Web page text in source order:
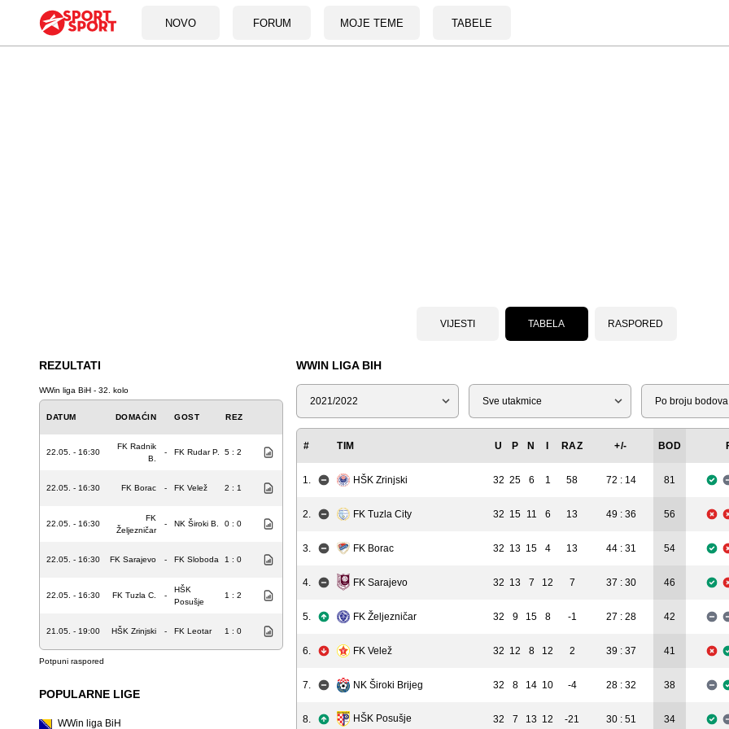
NOVO FORUM MOJE TEME TABELE
VIJESTI TABELA RASPORED
REZULTATI
WWin liga BiH - 32. kolo
DATUM DOMAĆIN GOST REZ
22.05. - 16:30
FK Radnik
B.
- FK Rudar P. 5 : 2
22.05. - 16:30 FK Borac - FK Velež 2 : 1
22.05. - 16:30
FK
Željezničar
- NK Široki B. 0 : 0
22.05. - 16:30 FK Sarajevo - FK Sloboda 1 : 0
22.05. - 16:30 FK Tuzla C. -
HŠK
Posušje
1 : 2
21.05. - 19:00 HŠK Zrinjski - FK Leotar 1 : 0
Potpuni raspored
POPULARNE LIGE
WWin liga BiH
WWIN LIGA BIH
Sezona Tip Liga
# TIM U P N RAZ +/- BOD
1. HŠK Zrinjski 32 25 6 1 58 72 : 14 81
2. FK Tuzla City 32 15 11 6 13 49 : 36 56
3. FK Borac 32 13 15 4 13 44 : 31 54
4. FK Sarajevo 32 13 7 12 7 37 : 30 46
5. FK Željezničar 32 9 15 8 -1 27 : 28 42
6. FK Velež 32 12 8 12 2 39 : 37 41
7. NK Široki Brijeg 32 8 14 10 -4 28 : 32 38
8. HŠK Posušje 32 7 13 12 -21 30 : 51 34